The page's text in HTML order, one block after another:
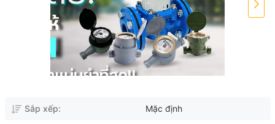
Sắp xếp: Mặc định